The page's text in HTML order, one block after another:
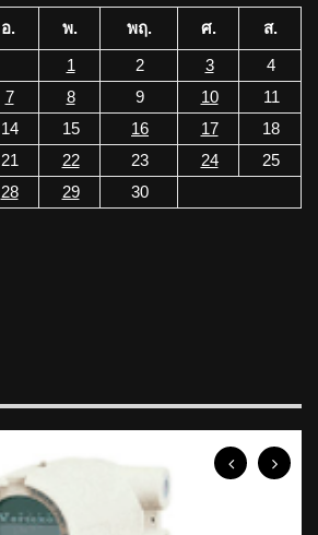
อ. พ. พฤ. ศ.
ส.
1
2 3
4
7 8 9 10
11
14 15 16 17
18
21 22 23 24
25
28 29 30